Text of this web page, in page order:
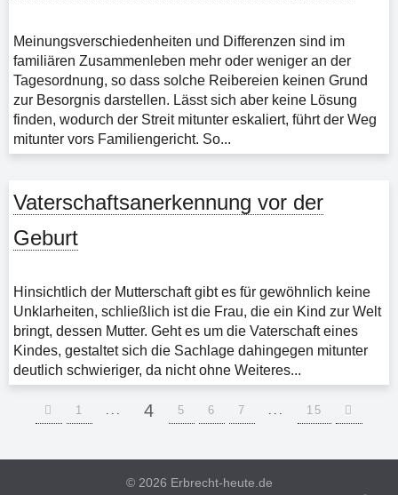
Meinungsverschiedenheiten und Differenzen sind im
familiären Zusammenleben mehr oder weniger an der
Tagesordnung, so dass solche Reibereien keinen Grund
zur Besorgnis darstellen. Lässt sich aber keine Lösung
finden, wodurch der Streit mitunter eskaliert, führt der Weg
mitunter vors Familiengericht. So...
Vaterschaftsanerkennung vor der
Geburt
Hinsichtlich der Mutterschaft gibt es für gewöhnlich keine
Unklarheiten, schließlich ist die Frau, die ein Kind zur Welt
bringt, dessen Mutter. Geht es um die Vaterschaft eines
Kindes, gestaltet sich die Sachlage dahingegen mitunter
deutlich schwieriger, da nicht ohne Weiteres...
1 ... 4 5 6 7 ... 15
© 2026 Erbrecht-heute.de